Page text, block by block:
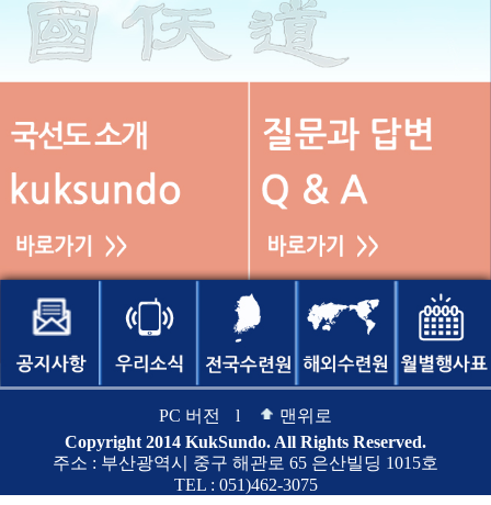
PC 버전 l
맨위로
Copyright 2014 KukSundo. All Rights Reserved.
주소 : 부산광역시 중구 해관로 65 은산빌딩 1015호
TEL : 051)462-3075